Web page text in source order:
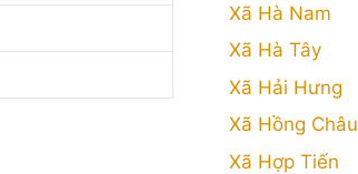
Xã Hà Nam
Xã Hà Tây
Xã Hải Hưng
Xã Hồng Châu
Xã Hợp Tiến